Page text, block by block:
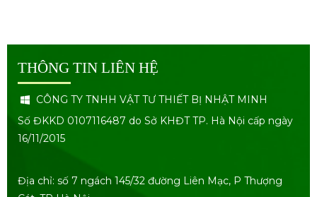
THÔNG TIN LIÊN HỆ
CÔNG TY TNHH VẬT TƯ THIẾT BỊ NHẬT MINH
Số ĐKKD 0107116487 do Sở KHĐT TP. Hà Nội cấp ngày
16/11/2015
Địa chỉ: số 7 ngách 145/32 đường Liên Mạc, P Thượng